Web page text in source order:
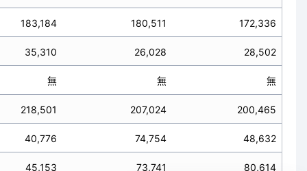
183,184 180,511 172,336
35,310 26,028 28,502
無 無 無
218,501 207,024 200,465
40,776 74,754 48,632
45,153 73,741 80,614